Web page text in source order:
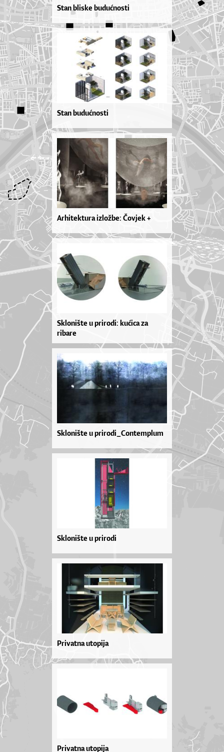
Stan bliske budućnosti
Stan budućnosti
Arhitektura izložbe: Čovjek +
Sklonište u prirodi: kućica za
ribare
Sklonište u prirodi_Contemplum
Sklonište u prirodi
Privatna utopija
Privatna utopija